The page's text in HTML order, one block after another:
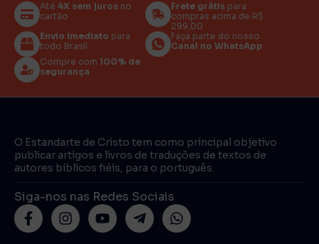
Até 4X sem juros no
cartão
Frete grátis para
compras acima de R$
299,00
Envio imediato para
todo Brasil
Faça parte do nosso
Canal no WhatsApp
Compre com 100% de
segurança
O Estandarte de Cristo tem como principal objetivo
publicar artigos e livros de traduções de textos de
autores bíblicos fiéis, para o português.
Siga-nos nas Redes Sociais